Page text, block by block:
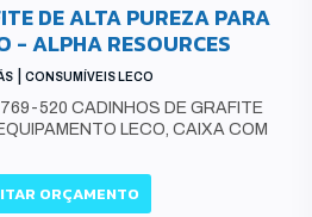
DE ALTA PUREZA PARA
- ALPHA RESOURCES
CONSUMÍVEIS LECO
520 CADINHOS DE GRAFITE
LECO, CAIXA COM
ORÇAMENTO